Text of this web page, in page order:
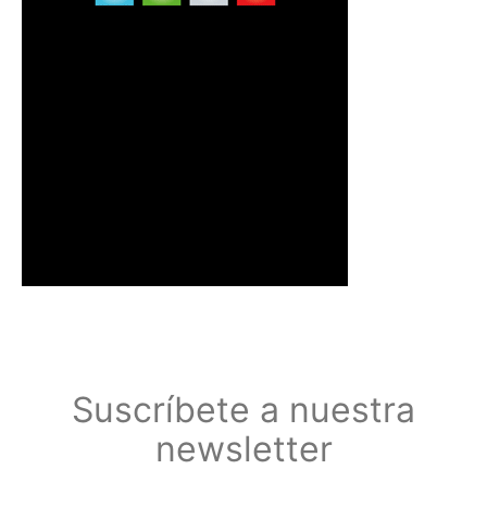
Suscríbete a nuestra
newsletter